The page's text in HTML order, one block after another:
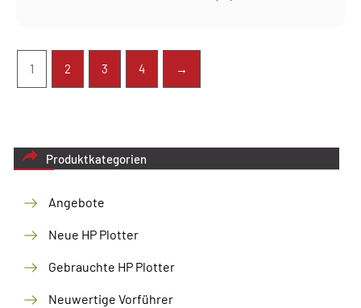
1 2 3 4 →
Produktkategorien
Angebote
Neue HP Plotter
Gebrauchte HP Plotter
Neuwertige Vorführer